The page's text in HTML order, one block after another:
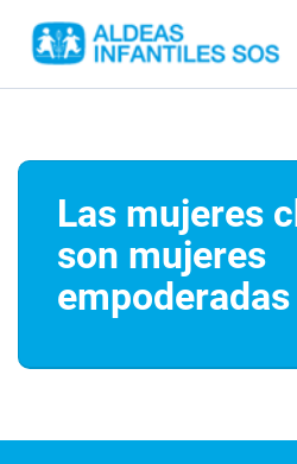
Las mujeres
son mujeres
empoderadas